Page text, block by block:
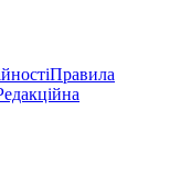
Правила